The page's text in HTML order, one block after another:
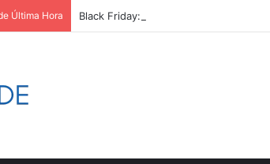
Última Hora Black Friday: aproveite antes que acabe